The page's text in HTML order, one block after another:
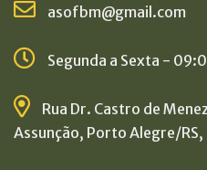
asofbm@gmail.com
Segunda a Sexta -
Rua Dr. Castro de
Assunção, Porto Alegre/